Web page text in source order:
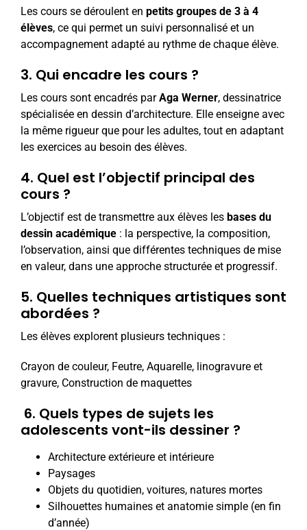
Les cours se déroulent en petits groupes de 3 à 4
élèves, ce qui permet un suivi personnalisé et un
accompagnement adapté au rythme de chaque élève.
3. Qui encadre les cours ?
Les cours sont encadrés parAga Werner, dessinatrice
spécialisée en dessin d’architecture. Elle enseigne avec
la même rigueur que pour les adultes, tout en adaptant
les exercices au besoin des élèves.
4. Quel est l’objectif principal des
cours ?
L’objectif est de transmettre aux élèves les bases du
dessin académique : la perspective, la composition,
l’observation, ainsi que différentes techniques de mise
en valeur, dans une approche structurée et progressif.
5. Quelles techniques artistiques sont
abordées ?
Les élèves explorent plusieurs techniques :
Crayon de couleur, Feutre, Aquarelle, linogravure et
gravure, Construction de maquettes
6. Quels types de sujets les
adolescents vont-ils dessiner ?
Architecture extérieure et intérieure
Paysages
Objets du quotidien, voitures, natures mortes
Silhouettes humaines et anatomie simple (en fin
d’année)